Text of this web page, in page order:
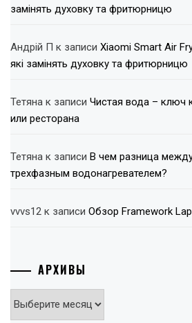
замінять духовку та фритюрницю
Андрій П к записи Xiaomi Smart Air
які замінять духовку та фритюрницю
Тетяна к записи Чистая вода – ключ
или ресторана
Тетяна к записи В чем разница
трехфазным водонагревателем?
vvvs12 к записи Обзор Framework
АРХИВЫ
Архивы